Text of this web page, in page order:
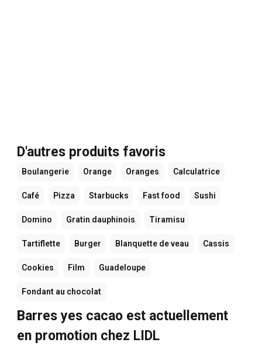
D'autres produits favoris
Boulangerie Orange Oranges Calculatrice
Café Pizza Starbucks Fast food Sushi
Domino Gratin dauphinois Tiramisu
Tartiflette Burger Blanquette de veau Cassis
Cookies Film Guadeloupe
Fondant au chocolat
Barres yes cacao est actuellement
en promotion chez LIDL